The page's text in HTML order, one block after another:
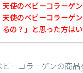
天使のベビーコラーゲ
天使のベビーコラーゲ
るの？」と思った方は
ーコラーゲンの商